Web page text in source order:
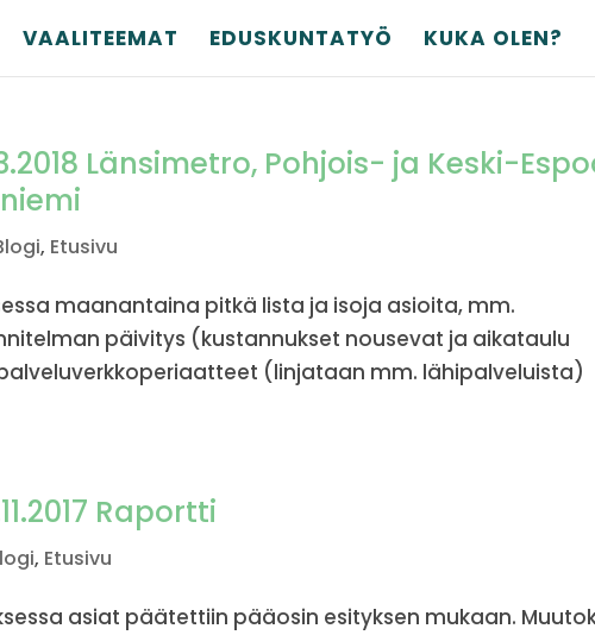
VAALITEEMAT EDUSKUNTATYÖ KUKA OLEN?
Länsimetro, Pohjois- ja Keski-
, Etusivu
maanantaina pitkä lista ja isoja asioita, mm.
päivitys (kustannukset nousevat ja aikataulu
(linjataan mm. lähipalveluista)
Raportti
, Etusivu
asiat päätettiin pääosin esityksen mukaan.